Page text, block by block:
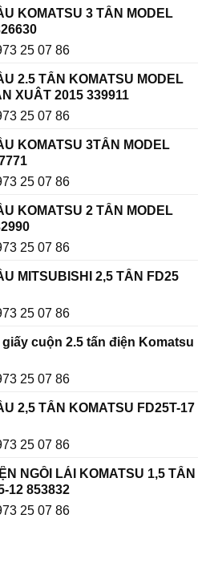
lái
model
FE25-
1
KOMATSU 3 TẤN MODEL
25 07 86
2.5 TẤN KOMATSU MODEL
XUÂT 2015 339911
25 07 86
KOMATSU 3TẤN MODEL
25 07 86
KOMATSU 2 TẤN MODEL
25 07 86
MITSUBISHI 2,5 TẤN FD25
25 07 86
cuộn 2.5 tấn điện Komatsu
25 07 86
2,5 TẤN KOMATSU FD25T-17
25 07 86
NGỒI LÁI KOMATSU 1,5 TẤN
12 853832
25 07 86